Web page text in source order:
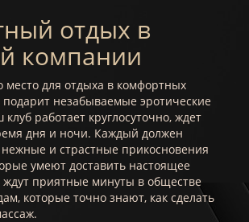
отдых в
компании
место для отдыха в комфортных
подарит незабываемые эротические
работает круглосуточно, ждет
дня и ночи. Каждый должен
и страстные прикосновения
умеют доставить настоящее
ждут приятные минуты в обществе
которые точно знают, как сделать